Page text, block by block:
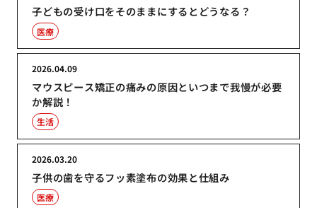
子どもの受け口をそのままにするとどうなる？
医療
マウスピース矯正の痛みの原因といつまで我慢が必要
か解説！
2026.04.09
生活
子供の歯を守るフッ素塗布の効果と仕組み
2026.03.20
医療